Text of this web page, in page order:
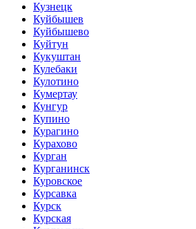
Кузнецк
Куйбышев
Куйбышево
Куйтун
Кукуштан
Кулебаки
Кулотино
Кумертау
Кунгур
Купино
Курагино
Курахово
Курган
Курганинск
Куровское
Курсавка
Курск
Курская